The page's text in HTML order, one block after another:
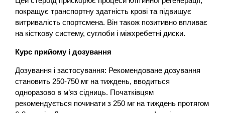
покращує транспортну здатність крові та підвищує
витривалість спортсмена. Він також позитивно впливає
на кісткову систему, суглоби і міжхребетні диски.
Курс прийому і дозування
Дозування і застосування: Рекомендоване дозування
становить 250-750 мг на тиждень, вводиться
одноразово в м’яз сідниць. Початківцям
рекомендується починати з 250 мг на тиждень протягом